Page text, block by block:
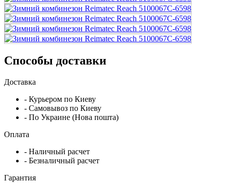
Способы доставки
Доставка
- Курьером по Киеву
- Самовывоз по Киеву
- По Украине (Нова пошта)
Оплата
- Наличный расчет
- Безналичный расчет
Гарантия